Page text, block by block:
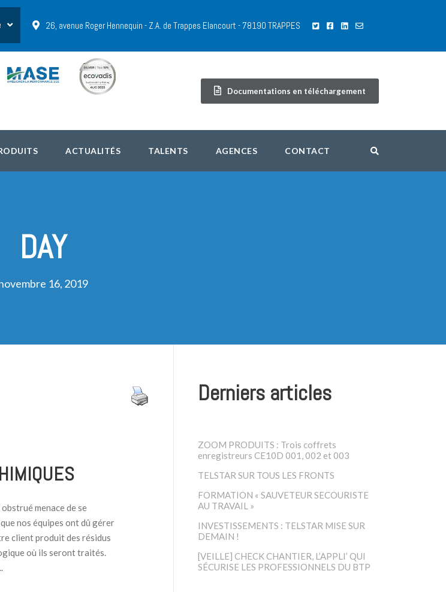
26, avenue Roger Hennequin - Z.A. de Trappes Elancourt - 78190 TRAPPES
Documentations en téléchargement
ACTUALITÉS TALENTS AGENCES CONTACT
DAY
16, 2019
menace de se
nos équipes ont dû gérer
client produit des résidus
où ils seront traités.
Derniers articles
ZOOM PRODUITS : Trois coffrets
enregistreurs CE10D 001, 002 et 003
TELSTAR SUR TOUS LES FRONTS
FORMATION « SAUVETEUR SECOURISTE
AU TRAVAIL »
INVESTISSEMENTS : TELSTAR MISE SUR
DEMAIN !
[VEILLE] CHECK CHANTIER, L’APPLI’ QUI
SÉCURISE LES PROFESSIONNELS DU BTP